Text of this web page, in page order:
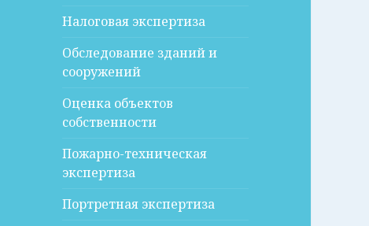
Налоговая экспертиза
Обследование зданий и
сооружений
Оценка объектов
собственности
Пожарно-техническая
экспертиза
Портретная экспертиза